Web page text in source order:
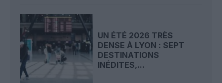
UN ÉTÉ 2026 TRÈS
DENSE À LYON : SEPT
DESTINATIONS
INÉDITES,...